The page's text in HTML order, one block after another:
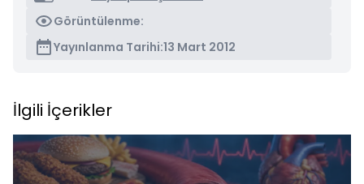
Görüntülenme:
Yayınlanma Tarihi:13 Mart 2012
İlgili İçerikler